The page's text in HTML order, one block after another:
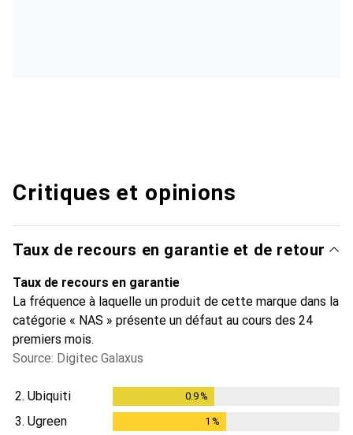
Critiques et opinions
Taux de recours en garantie et de retour
Taux de recours en garantie
La fréquence à laquelle un produit de cette marque dans la
catégorie « NAS » présente un défaut au cours des 24
premiers mois.
Source: Digitec Galaxus
2. Ubiquiti 0.9%
3. Ugreen 1 %